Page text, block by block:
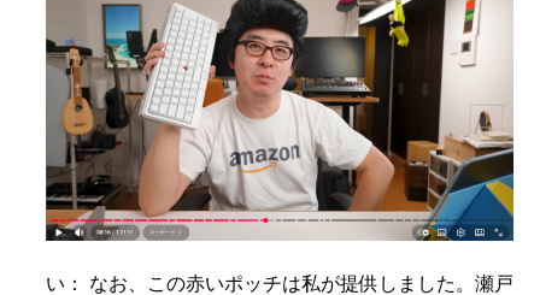
い： なお、この赤いポッチは私が提供しました。瀬戸